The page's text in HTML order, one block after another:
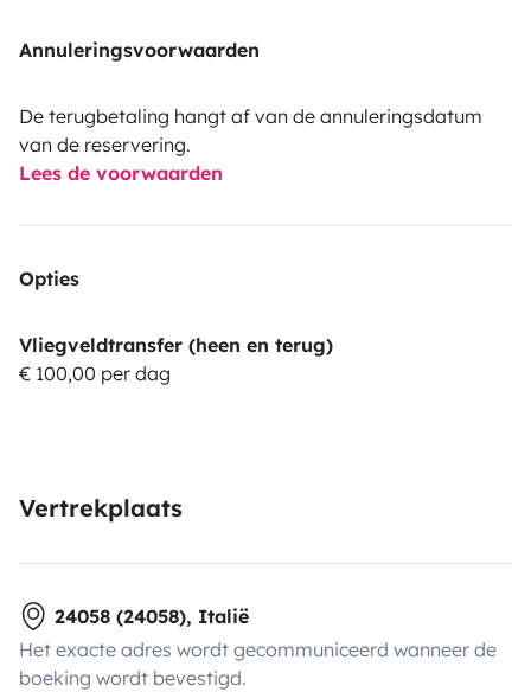
Annuleringsvoorwaarden
De terugbetaling hangt af van de annuleringsdatum
van de reservering.
Lees de voorwaarden
Opties
Vliegveldtransfer (heen en terug)
€ 100,00 per dag
Vertrekplaats
24058 (24058), Italië
Het exacte adres wordt gecommuniceerd wanneer de
boeking wordt bevestigd.